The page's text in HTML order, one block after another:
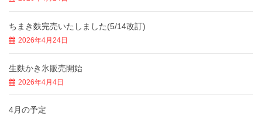
ちまき麩完売いたしました(5/14改訂)
2026年4月24日
生麩かき氷販売開始
2026年4月4日
4月の予定